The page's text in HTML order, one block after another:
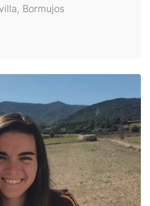
Bormujos